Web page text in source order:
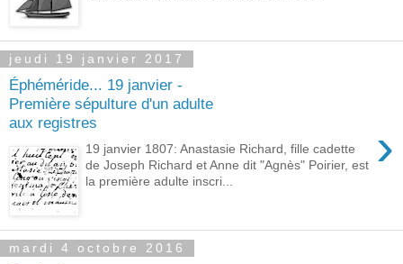
jeudi 19 janvier 2017
Éphéméride... 19 janvier -
Première sépulture d'un adulte
aux registres
›
19 janvier 1807: Anastasie Richard, fille cadette
de Joseph Richard et Anne dit "Agnès" Poirier, est
la première adulte inscri...
mardi 4 octobre 2016